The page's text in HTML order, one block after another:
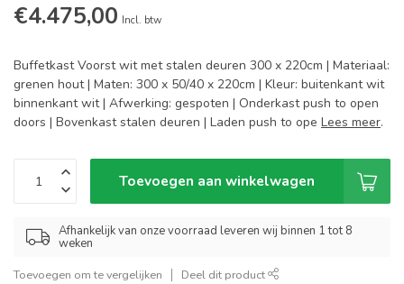
€4.475,00 Incl. btw
Buffetkast Voorst wit met stalen deuren 300 x 220cm | Materiaal:
grenen hout | Maten: 300 x 50/40 x 220cm | Kleur: buitenkant wit
binnenkant wit | Afwerking: gespoten | Onderkast push to open
doors | Bovenkast stalen deuren | Laden push to ope Lees meer.
Toevoegen aan winkelwagen
Afhankelijk van onze voorraad leveren wij binnen 1 tot 8
weken
Toevoegen om te vergelijken Deel dit product